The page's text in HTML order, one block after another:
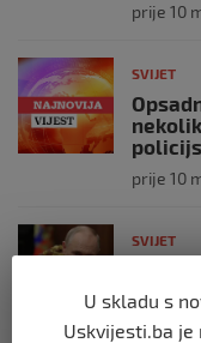
prije 10
SVIJET
prije 10
SVIJET
Zapadu
prije 11
U skladu s
Uskvijesti.ba